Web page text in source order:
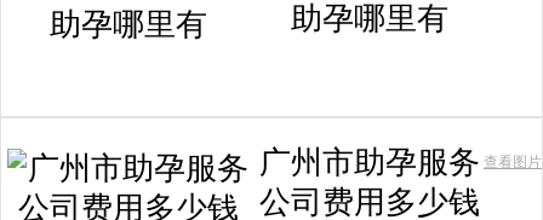
助孕哪里有
广州市助孕服务
公司费用多少钱
查看图片